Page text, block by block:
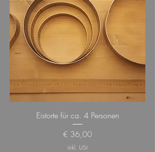
Eistorte für ca. 4 Personen
Preis
€ 36,00
inkl. USt